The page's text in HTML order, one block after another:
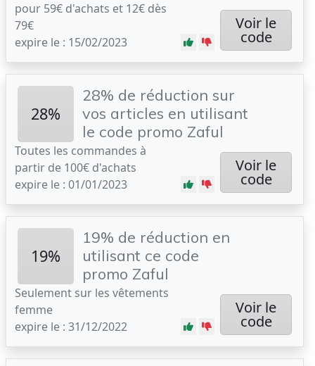
pour 59€ d'achats et 12€ dès
79€
expire le : 15/02/2023
Voir le
code
28%
28% de réduction sur
vos articles en utilisant
le code promo Zaful
Toutes les commandes à
partir de 100€ d'achats
expire le : 01/01/2023
Voir le
code
19%
19% de réduction en
utilisant ce code
promo Zaful
Seulement sur les vêtements
femme
expire le : 31/12/2022
Voir le
code